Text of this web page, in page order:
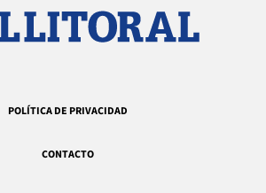
POLÍTICA DE PRIVACIDAD
CONTACTO